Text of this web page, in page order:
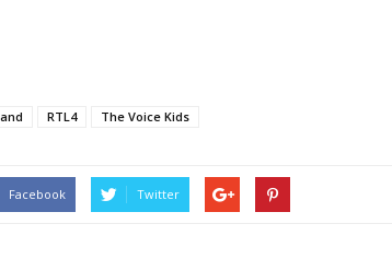
RTL4 The Voice Kids
Facebook Twitter